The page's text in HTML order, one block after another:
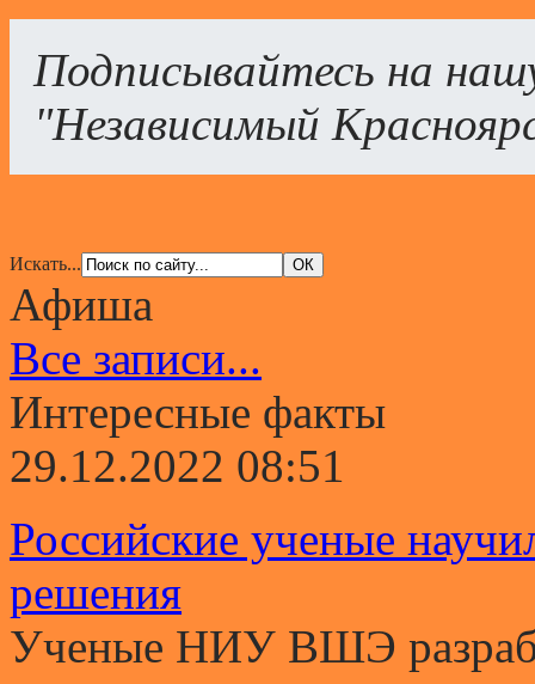
Подписывайтесь на
"Независимый
Искать...
Афиша
Все записи...
Интересные факты
29.12.2022 08:51
Российские ученые
решения
Ученые НИУ ВШЭ